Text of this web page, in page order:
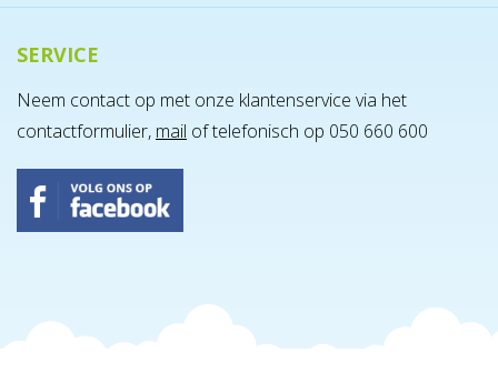
SERVICE
Neem contact op met onze klantenservice via het
contactformulier, mail of telefonisch op 050 660 600